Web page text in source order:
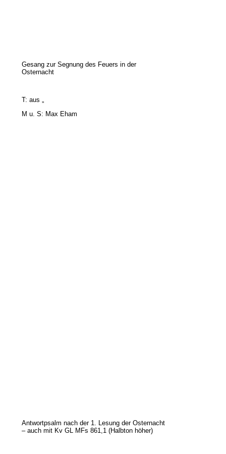
Gesang zur Segnung des Feuers in der
Osternacht
T: aus „
M u. S: Max Eham
Antwortpsalm nach der 1. Lesung der Osternacht
– auch mit Kv GL MFs 861,1 (Halbton höher)